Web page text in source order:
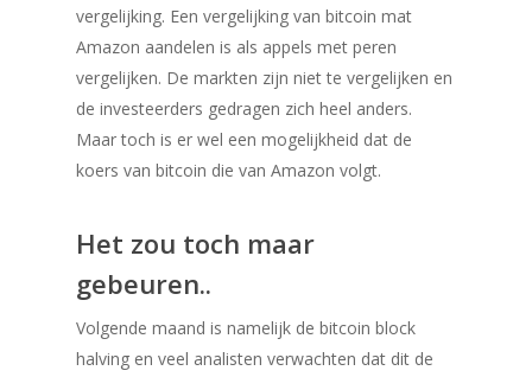
vergelijking. Een vergelijking van bitcoin mat
Amazon aandelen is als appels met peren
vergelijken. De markten zijn niet te vergelijken en
de investeerders gedragen zich heel anders.
Maar toch is er wel een mogelijkheid dat de
koers van bitcoin die van Amazon volgt.
Het zou toch maar
gebeuren..
Volgende maand is namelijk de bitcoin block
halving en veel analisten verwachten dat dit de
Home
Bitcoins kopen
Bitcoin mining
Bitcoin Wallet
Contact